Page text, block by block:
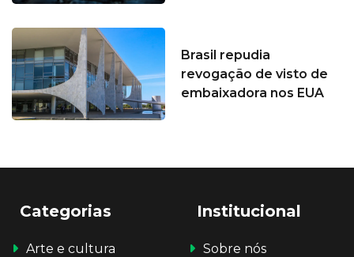
Brasil repudia
revogação de visto de
embaixadora nos EUA
Categorias
Arte e cultura
Institucional
Sobre nós